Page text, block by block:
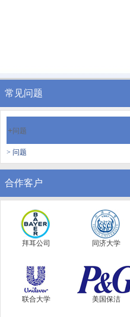
常见问题
+问题
> 问题
合作客户
拜耳公司 同济大学
联合大学 美国保洁